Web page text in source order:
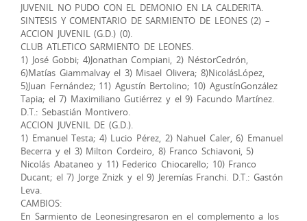
JUVENIL NO PUDO CON EL DEMONIO EN LA CALDERITA.
SINTESIS Y COMENTARIO DE SARMIENTO DE LEONES (2) –
ACCION JUVENIL (G.D.) (0).
CLUB ATLETICO SARMIENTO DE LEONES.
1) José Gobbi; 4)Jonathan Compiani, 2) NéstorCedrón,
6)Matías Giammalvay el 3) Misael Olivera; 8)NicolásLópez,
5)Juan Fernández; 11) Agustín Bertolino; 10) AgustínGonzález
Tapia; el 7) Maximiliano Gutiérrez y el 9) Facundo Martínez.
D.T.: Sebastián Montivero.
ACCION JUVENIL DE (G.D.).
1) Emanuel Testa; 4) Lucio Pérez, 2) Nahuel Caler, 6) Emanuel
Becerra y el 3) Milton Cordeiro, 8) Franco Schiavoni, 5)
Nicolás Abataneo y 11) Federico Chiocarello; 10) Franco
Ducant; el 7) Jorge Znizk y el 9) Jeremías Franchi. D.T.: Gastón
Leva.
CAMBIOS:
En Sarmiento de Leonesingresaron en el complemento a los